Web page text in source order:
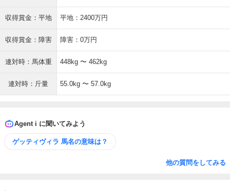
収得賞金：平地 平地：2400万円
収得賞金：障害 障害：0万円
連対時：馬体重 448kg 〜 462kg
連対時：斤量 55.0kg 〜 57.0kg
Agent i に聞いてみよう
ゲッティヴィラ 馬名の意味は？
他の質問をしてみる